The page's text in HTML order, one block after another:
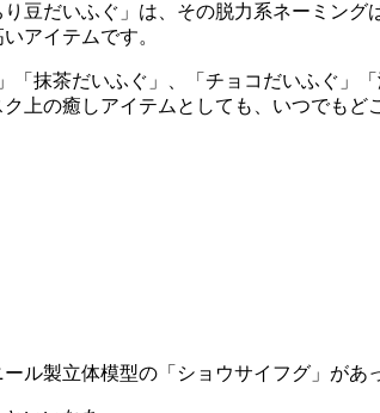
豆だいふぐ」は、その脱力系ネーミング
アイテムです。
抹茶だいふぐ」、「チョコだいふぐ」「
の癒しアイテムとしても、いつでもど
製立体模型の「ショウサイフグ」があ